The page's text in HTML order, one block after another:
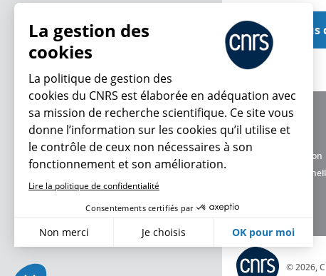
Voir plus
Charte d'utilisation
Données
© 2026,
La gestion des
cookies
La politique de gestion des
cookies du CNRS est élaborée en adéquation avec
sa mission de recherche scientifique. Ce site vous
donne l’information sur les cookies qu’il utilise et
le contrôle de ceux non nécessaires à son
fonctionnement et son amélioration.
Lire la politique de confidentialité
Consentements certifiés par
Non merci Je choisis OK pour moi
Plateforme de Gestion du Consentement : Personnalisez vos